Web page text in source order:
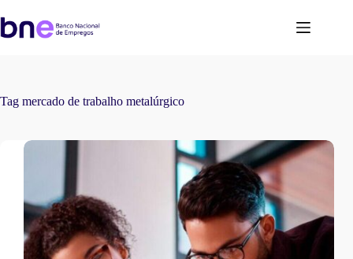
Tag mercado de trabalho metalúrgico